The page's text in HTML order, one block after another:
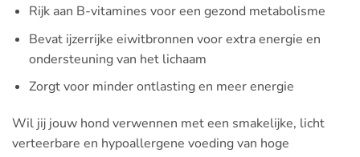
Rijk aan B-vitamines voor een gezond metabolisme
Bevat ijzerrijke eiwitbronnen voor extra energie en
ondersteuning van het lichaam
Zorgt voor minder ontlasting en meer energie
Wil jij jouw hond verwennen met een smakelijke, licht
verteerbare en hypoallergene voeding van hoge